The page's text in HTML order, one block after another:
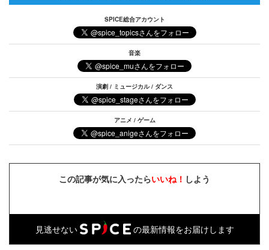
SPICE総合アカウント
音楽
演劇 / ミュージカル / ダンス
アニメ / ゲーム
この記事が気に入ったらいいね！ しよう
見逃せない の最新情報をお届けします